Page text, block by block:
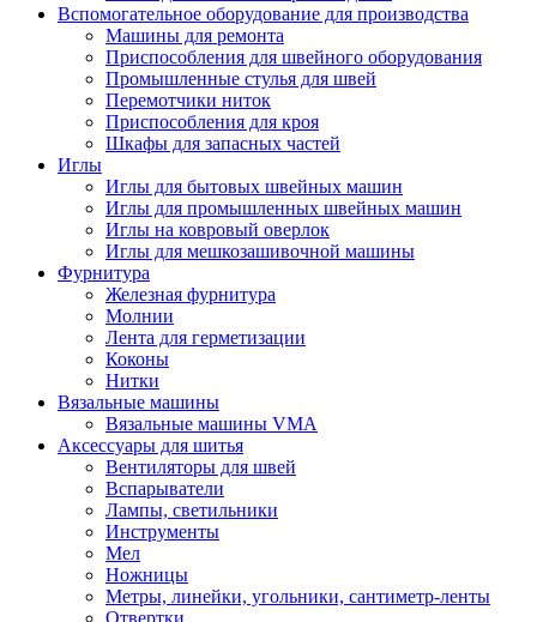
Вспомогательное оборудование для производства
Машины для ремонта
Приспособления для швейного оборудования
Промышленные стулья для швей
Перемотчики ниток
Приспособления для кроя
Шкафы для запасных частей
Иглы
Иглы для бытовых швейных машин
Иглы для промышленных швейных машин
Иглы на ковровый оверлок
Иглы для мешкозашивочной машины
Фурнитура
Железная фурнитура
Молнии
Лента для герметизации
Коконы
Нитки
Вязальные машины
Вязальные машины VMA
Аксессуары для шитья
Вентиляторы для швей
Вспарыватели
Лампы, светильники
Инструменты
Мел
Ножницы
Метры, линейки, угольники, сантиметр-ленты
Отвертки